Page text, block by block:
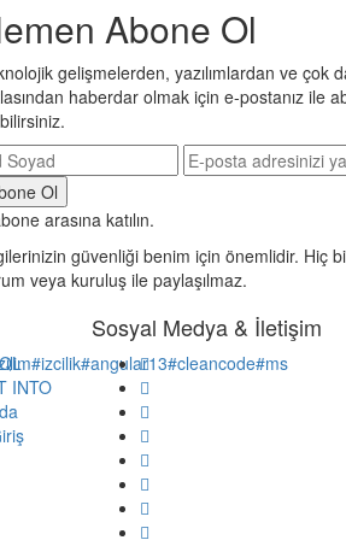
Abone Ol
gelişmelerden, yazılımlardan ve çok
haberdar olmak için e-postanız ile
arasına katılın.
güvenliği benim için önemlidir. Hiç
veya kuruluş ile paylaşılmaz.
#izcilik#angular13#cleancode#ms
INTO
Sosyal Medya & İletişim